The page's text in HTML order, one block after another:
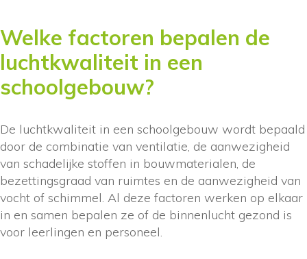
Welke factoren bepalen de
luchtkwaliteit in een
schoolgebouw?
De luchtkwaliteit in een schoolgebouw wordt bepaald
door de combinatie van ventilatie, de aanwezigheid
van schadelijke stoffen in bouwmaterialen, de
bezettingsgraad van ruimtes en de aanwezigheid van
vocht of schimmel. Al deze factoren werken op elkaar
in en samen bepalen ze of de binnenlucht gezond is
voor leerlingen en personeel.